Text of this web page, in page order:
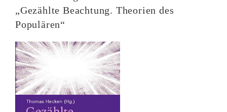
„Gezählte Beachtung. Theorien des
Populären“